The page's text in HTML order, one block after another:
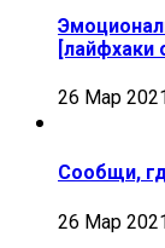
[лайфхаки
26 Мар
Сообщи,
26 Мар